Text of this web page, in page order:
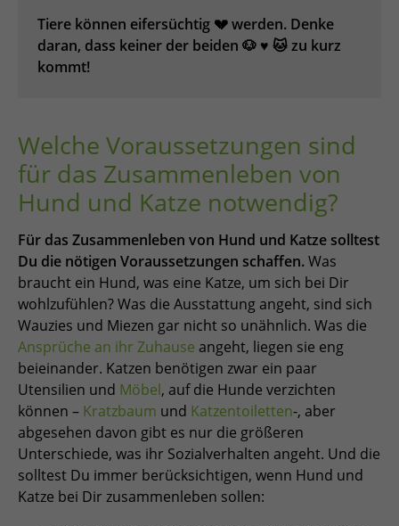
Tiere können eifersüchtig 💔 werden. Denke
daran, dass keiner der beiden 🐶 ♥️ 🐱 zu kurz
kommt!
Welche Voraussetzungen sind
für das Zusammenleben von
Hund und Katze notwendig?
Für das Zusammenleben von Hund und Katze solltest
Du die nötigen Voraussetzungen schaffen.Was
braucht ein Hund, was eine Katze, um sich bei Dir
wohlzufühlen? Was die Ausstattung angeht, sind sich
Wauzies und Miezen gar nicht so unähnlich. Was die
Ansprüche an ihr Zuhause angeht, liegen sie eng
beieinander. Katzen benötigen zwar ein paar
Utensilien und Möbel, auf die Hunde verzichten
können – Kratzbaum und Katzentoiletten-, aber
abgesehen davon gibt es nur die größeren
Unterschiede, was ihr Sozialverhalten angeht. Und die
solltest Du immer berücksichtigen, wenn Hund und
Katze bei Dir zusammenleben sollen: